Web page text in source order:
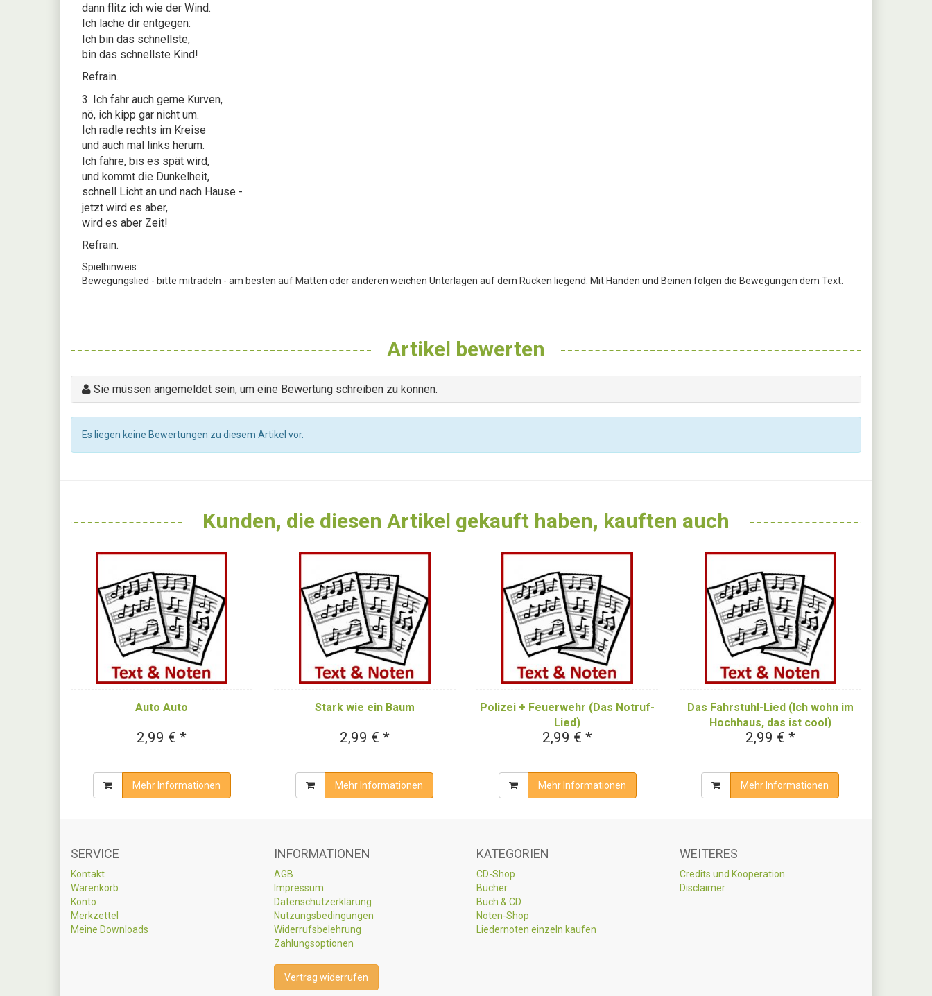
dann flitz ich wie der Wind.
Ich lache dir entgegen:
Ich bin das schnellste,
bin das schnellste Kind!
Refrain.
3. Ich fahr auch gerne Kurven,
nö, ich kipp gar nicht um.
Ich radle rechts im Kreise
und auch mal links herum.
Ich fahre, bis es spät wird,
und kommt die Dunkelheit,
schnell Licht an und nach Hause -
jetzt wird es aber,
wird es aber Zeit!
Refrain.
Spielhinweis:
Bewegungslied - bitte mitradeln - am besten auf Matten oder anderen weichen Unterlagen auf dem Rücken liegend. Mit Händen und Beinen folgen die Bewegungen dem Text.
Artikel bewerten
Sie müssen angemeldet sein, um eine Bewertung schreiben zu können.
Es liegen keine Bewertungen zu diesem Artikel vor.
Kunden, die diesen Artikel gekauft haben, kauften auch
Auto Auto
2,99 € *
Mehr Informationen
Stark wie ein Baum
2,99 € *
Mehr Informationen
Polizei + Feuerwehr (Das Notruf-
Lied)
2,99 € *
Mehr Informationen
Das Fahrstuhl-Lied (Ich wohn im
Hochhaus, das ist cool)
2,99 € *
Mehr Informationen
SERVICE
Kontakt
Warenkorb
Konto
Merkzettel
Meine Downloads
INFORMATIONEN
AGB
Impressum
Datenschutzerklärung
Nutzungsbedingungen
Widerrufsbelehrung
Zahlungsoptionen
Vertrag widerrufen
KATEGORIEN
CD-Shop
Bücher
Buch & CD
Noten-Shop
Liedernoten einzeln kaufen
WEITERES
Credits und Kooperation
Disclaimer